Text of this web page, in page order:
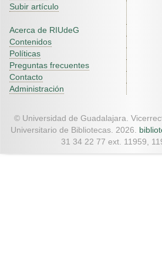
Subir artículo
Acerca de RIUdeG
Contenidos
Políticas
Preguntas frecuentes
Contacto
Administración
© Universidad de Guadalajara.
Universitario de Bibliotecas. 2026.
31 34 22 77 ext. 11959,